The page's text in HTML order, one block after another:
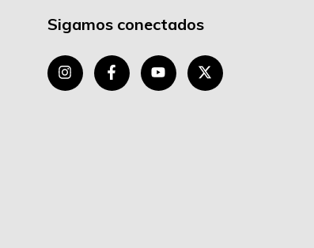
Sigamos conectados